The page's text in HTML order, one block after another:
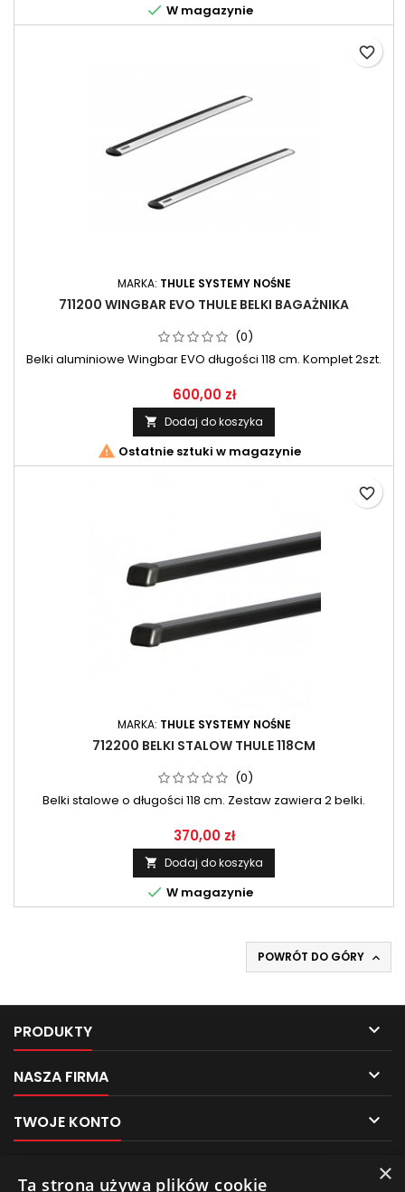
 W magazynie
MARKA: THULE SYSTEMY NOŚNE
711200 WINGBAR EVO THULE BELKI BAGAŻNIKA
(0)
Belki aluminiowe Wingbar EVO długości 118 cm. Komplet 2szt.
600,00 zł
 Dodaj do koszyka
 Ostatnie sztuki w magazynie
favorite_border
MARKA: THULE SYSTEMY NOŚNE
712200 BELKI STALOW THULE 118CM
(0)
Belki stalowe o długości 118 cm. Zestaw zawiera 2 belki.
370,00 zł
 Dodaj do koszyka
 W magazynie
favorite_border
POWRÓT DO GÓRY 
PRODUKTY 
NASZA FIRMA 
TWOJE KONTO 

Pliki cookies ×
Ta strona używa plików cookie